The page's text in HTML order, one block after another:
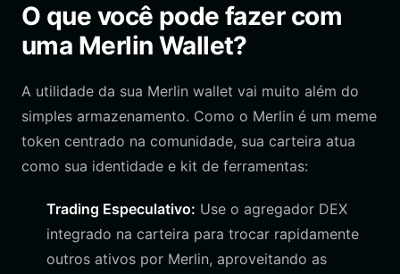
O que você pode fazer com
uma Merlin Wallet?
A utilidade da sua Merlin wallet vai muito além do
simples armazenamento. Como o Merlin é um meme
token centrado na comunidade, sua carteira atua
como sua identidade e kit de ferramentas:
Trading Especulativo: Use o agregador DEX
integrado na carteira para trocar rapidamente
outros ativos por Merlin, aproveitando as